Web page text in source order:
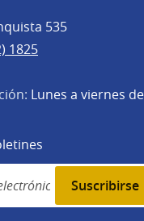
535
1825
Lunes a viernes